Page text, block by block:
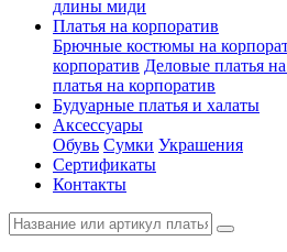
длины миди
Платья на корпоратив
Брючные костюмы на
корпоратив Деловые платья
платья на корпоратив
Будуарные платья и халаты
Аксессуары
Обувь Сумки Украшения
Сертификаты
Контакты